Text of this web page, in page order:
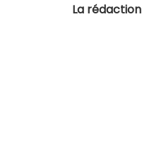
La rédaction